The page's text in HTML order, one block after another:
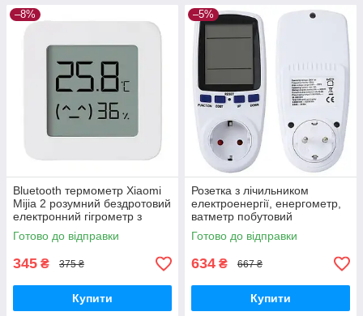
–8%
Bluetooth термометр Xiaomi
Mijia 2 розумний бездротовий
електронний гігрометр з
сенсором вологості
Готово до відправки
345 ₴ 375 ₴
Купити
–5%
Розетка з лічильником
електроенергії, енергометр,
ватметр побутовий
Готово до відправки
634 ₴ 667 ₴
Купити